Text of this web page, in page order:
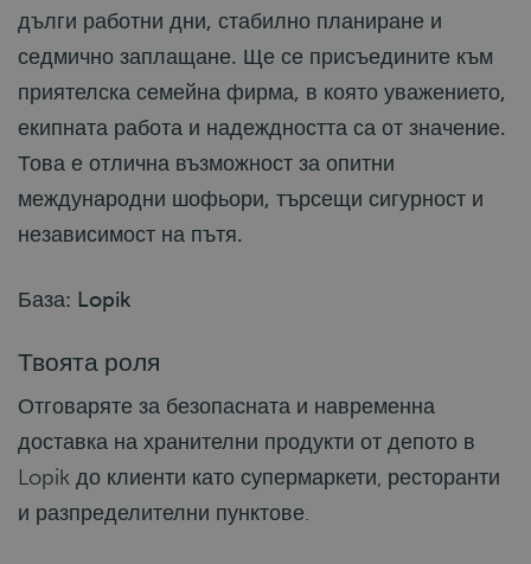
дълги работни дни, стабилно планиране и
седмично заплащане. Ще се присъедините към
приятелска семейна фирма, в която уважението,
екипната работа и надеждността са от значение.
Това е отлична възможност за опитни
международни шофьори, търсещи сигурност и
независимост на пътя.
База: Lopik
Твоята роля
Отговаряте за безопасната и навременна
доставка на хранителни продукти от депото в
Lopik до клиенти като супермаркети, ресторанти
и разпределителни пунктове.